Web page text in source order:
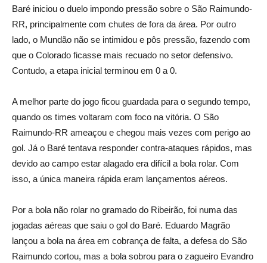
Baré iniciou o duelo impondo pressão sobre o São Raimundo-
RR, principalmente com chutes de fora da área. Por outro
lado, o Mundão não se intimidou e pôs pressão, fazendo com
que o Colorado ficasse mais recuado no setor defensivo.
Contudo, a etapa inicial terminou em 0 a 0.
A melhor parte do jogo ficou guardada para o segundo tempo,
quando os times voltaram com foco na vitória. O São
Raimundo-RR ameaçou e chegou mais vezes com perigo ao
gol. Já o Baré tentava responder contra-ataques rápidos, mas
devido ao campo estar alagado era difícil a bola rolar. Com
isso, a única maneira rápida eram lançamentos aéreos.
Por a bola não rolar no gramado do Ribeirão, foi numa das
jogadas aéreas que saiu o gol do Baré. Eduardo Magrão
lançou a bola na área em cobrança de falta, a defesa do São
Raimundo cortou, mas a bola sobrou para o zagueiro Evandro